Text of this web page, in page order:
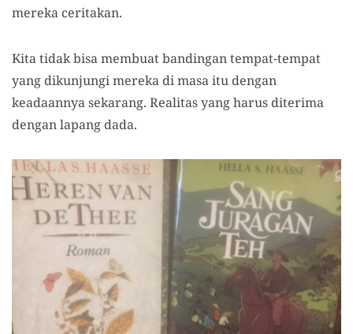
mereka ceritakan.
Kita tidak bisa membuat bandingan tempat-tempat
yang dikunjungi mereka di masa itu dengan
keadaannya sekarang. Realitas yang harus diterima
dengan lapang dada.